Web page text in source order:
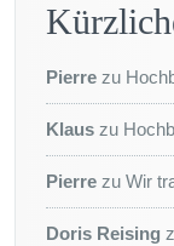
Pierre zu
Klaus zu
Pierre zu Wir
Doris Reising